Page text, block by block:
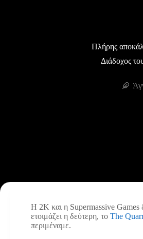
Πλήρης
Διάδοχος
Η 2K και η Supermassive Games
ετοιμάζει η δεύτερη, το The
περιμέναμε.